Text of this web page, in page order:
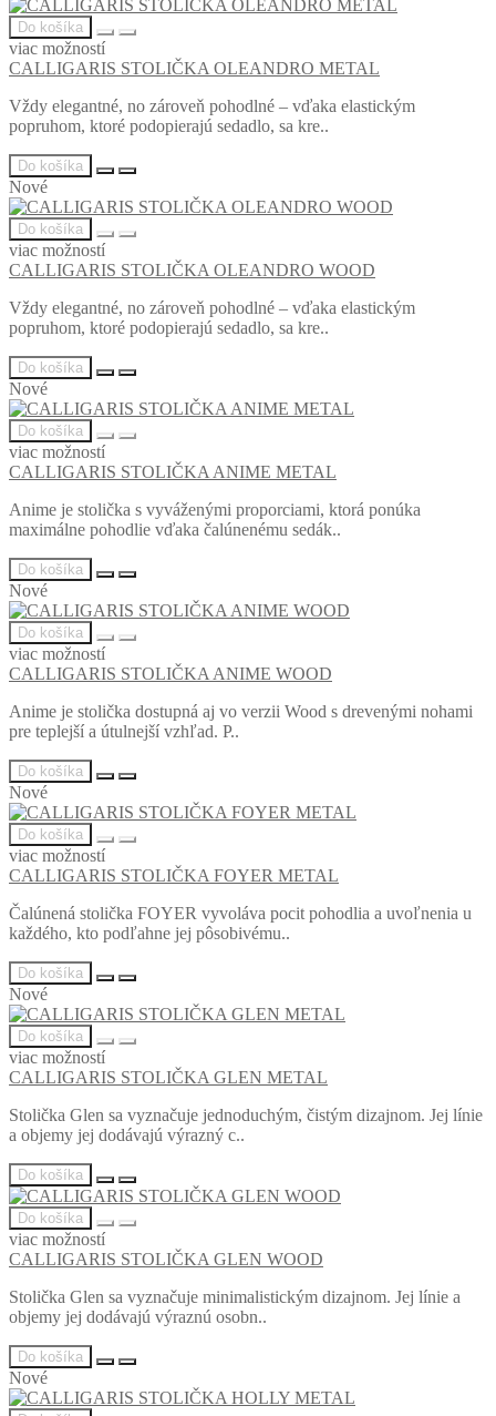
Do košíka
viac možností
CALLIGARIS STOLIČKA OLEANDRO METAL
Vždy elegantné, no zároveň pohodlné – vďaka elastickým
popruhom, ktoré podopierajú sedadlo, sa kre..
Do košíka
Nové
Do košíka
viac možností
CALLIGARIS STOLIČKA OLEANDRO WOOD
Vždy elegantné, no zároveň pohodlné – vďaka elastickým
popruhom, ktoré podopierajú sedadlo, sa kre..
Do košíka
Nové
Do košíka
viac možností
CALLIGARIS STOLIČKA ANIME METAL
Anime je stolička s vyváženými proporciami, ktorá ponúka
maximálne pohodlie vďaka čalúnenému sedák..
Do košíka
Nové
Do košíka
viac možností
CALLIGARIS STOLIČKA ANIME WOOD
Anime je stolička dostupná aj vo verzii Wood s drevenými nohami
pre teplejší a útulnejší vzhľad. P..
Do košíka
Nové
Do košíka
viac možností
CALLIGARIS STOLIČKA FOYER METAL
Čalúnená stolička FOYER vyvoláva pocit pohodlia a uvoľnenia u
každého, kto podľahne jej pôsobivému..
Do košíka
Nové
Do košíka
viac možností
CALLIGARIS STOLIČKA GLEN METAL
Stolička Glen sa vyznačuje jednoduchým, čistým dizajnom. Jej línie
a objemy jej dodávajú výrazný c..
Do košíka
Do košíka
viac možností
CALLIGARIS STOLIČKA GLEN WOOD
Stolička Glen sa vyznačuje minimalistickým dizajnom. Jej línie a
objemy jej dodávajú výraznú osobn..
Do košíka
Nové